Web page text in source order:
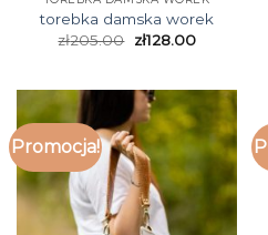
torebka damska worek
zł205.00 zł128.00
Promocja!